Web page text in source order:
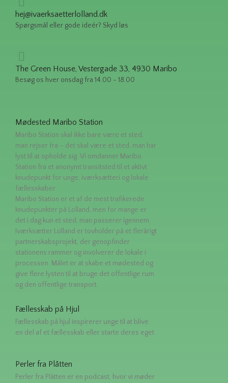
hej@ivaerksaetterlolland.dk
Spørgsmål eller gode ideér? Skyd løs
The Green House, Vestergade 33, 4930 Maribo
Besøg os hver onsdag fra 14.00 - 18.00
Mødested Maribo Station
Maribo Station skal ikke bare være et sted,
man rejser fra – det skal være et sted, man har
lyst til at opholde sig. Vi omdanner Maribo
Station fra et anonymt transitsted til et aktivt
knudepunkt for unge, iværksætteri og lokale
fællesskaber.
Maribo Station er et af de mest trafikerede
knudepunkter på Lolland, men for mange er
det i dag kun et sted, man passerer igennem.
Iværksætter Lolland er tovholder på et flerårigt
partnerskabsprojekt, der genopfinder
stationens rammer og involverer de lokale i
processen. Målet er at skabe et mødested og
give flere lysten til at bruge det offentlige rum
og den offentlige transport.
Fællesskab på Hjul
Fællesskab på hjul inspirerer unge til at blive
en del af et fællesskab eller starte deres eget.
Perler fra Plåtten
Perler fra Plåtten er en podcast, hvor vi møder